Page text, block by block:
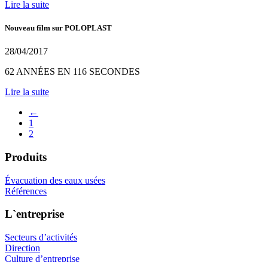
Lire la suite
Nouveau film sur POLOPLAST
28/04/2017
62 ANNÉES EN 116 SECONDES
Lire la suite
←
1
2
Produits
Évacuation des eaux usées
Références
L`entreprise
Secteurs d’activités
Direction
Culture d’entreprise